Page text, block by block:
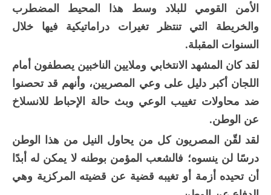
الأمن القومي للبلاد وسط هذا المحيط المضطرب
والخريطة التي تنتظر تغيرات دراماتيكية فيها خلال
السنوات المقبلة.
لقد كان المشهد الانتخابي وملايين الناخبين يصطفون أمام
اللجان أكبر دليل على وعي المصريين، وأنهم قد تحصنوا
ضد محاولات تغييب الوعي وبث حالة الإحباط للانسلاخ
عن الوطن.
لقد لقّن المصريون كل من يحاول النيل من هذا الوطن
درسًا لن ينسوه؛ فالشعب المؤمن بوطنه لا يمكن له أبدًا
أن تحيده أزمة أو تغيبه قضية عن قضيته المركزية وهي